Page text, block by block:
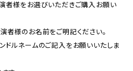
者様をお選びいただきご購入お願い
者様のお名前をご明記ください。
ドルネームのご記入をお願いいたしま